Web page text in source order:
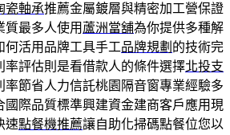
瓷軸承推薦金屬鍍層與精密加工營保證
質最多人使用 蘆洲當舖為你提供多種解
何活用品牌工具手工品牌規劃 的技術完
率評估則是看借款人的條件選擇北投支
率節省人力信託桃園隔音窗專業經驗多
國際品質標準興建資金建商客戶應用現
速點餐機推薦讓自助化掃碼點餐位您以